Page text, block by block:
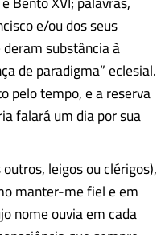
e/ou dos seus
substância à
de paradigma” eclesial.
pelo tempo, e a reserva
falará um dia por sua
leigos ou clérigos),
manter-me fiel e em
nome ouvia em cada